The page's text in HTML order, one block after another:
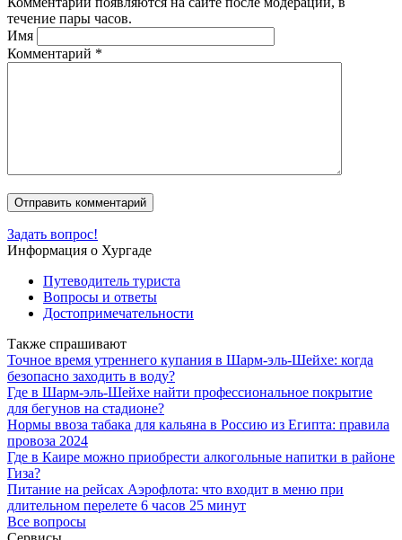
течение пары часов.
Имя
Комментарий *
Задать вопрос!
Информация о Хургаде
Путеводитель туриста
Вопросы и ответы
Достопримечательности
Также спрашивают
Точное время утреннего купания в Шарм-эль-Шейхе: когда
безопасно заходить в воду?
Где в Шарм-эль-Шейхе найти профессиональное покрытие
для бегунов на стадионе?
Нормы ввоза табака для кальяна в Россию из Египта: правила
провоза 2024
Где в Каире можно приобрести алкогольные напитки в районе
Гиза?
Питание на рейсах Аэрофлота: что входит в меню при
длительном перелете 6 часов 25 минут
Все вопросы